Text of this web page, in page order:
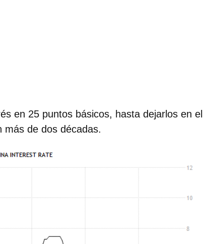
en 25 puntos básicos, hasta dejarlos en el
más de dos décadas.